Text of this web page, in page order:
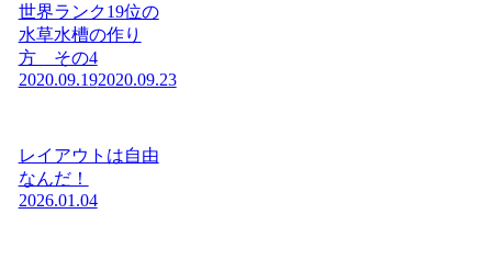
世界ランク19位の
水草水槽の作り
方 その4
2020.09.192020.09.23
レイアウトは自由
なんだ！
2026.01.04